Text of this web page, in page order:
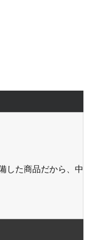
した商品だから、中